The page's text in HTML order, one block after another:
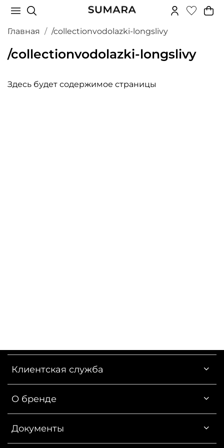
Главная /collectionvodolazki-longslivy
/collectionvodolazki-longslivy
Здесь будет содержимое страницы
Клиентская служба
О бренде
Документы